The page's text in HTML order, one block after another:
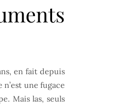
en fait depuis
une fugace
Mais las, seuls